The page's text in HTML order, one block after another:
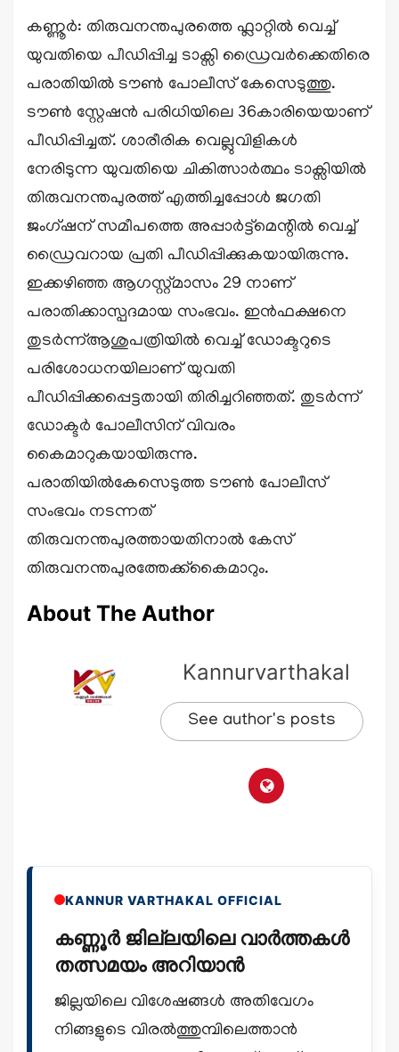
കണ്ണൂർ: തിരുവനന്തപുരത്തെ ഫ്ലാറ്റിൽ വെച്ച്
യുവതിയെ പീഡിപ്പിച്ച ടാക്സി ഡ്രൈവർക്കെതിരെ
പരാതിയിൽ ടൗൺ പോലീസ് കേസെടുത്തു.
ടൗൺ സ്റ്റേഷൻ പരിധിയിലെ 36കാരിയെയാണ്
പീഡിപ്പിച്ചത്. ശാരീരിക വെല്ലുവിളികൾ
നേരിടുന്ന യുവതിയെ ചികിത്സാർത്ഥം ടാക്സിയിൽ
തിരുവനന്തപുരത്ത് എത്തിച്ചപ്പോൾ ജഗതി
ജംഗ്ഷന് സമീപത്തെ അപ്പാർട്ട്മെന്റിൽ വെച്ച്
ഡ്രൈവറായ പ്രതി പീഡിപ്പിക്കുകയായിരുന്നു.
ഇക്കഴിഞ്ഞ ആഗസ്റ്റ്മാസം 29 നാണ്
പരാതിക്കാസ്പദമായ സംഭവം. ഇൻഫക്ഷനെ
തുടർന്ന്ആശുപത്രിയിൽ വെച്ച് ഡോക്ടറുടെ
പരിശോധനയിലാണ് യുവതി
പീഡിപ്പിക്കപ്പെട്ടതായി തിരിച്ചറിഞ്ഞത്. തുടർന്ന്
ഡോക്ടർ പോലീസിന് വിവരം
കൈമാറുകയായിരുന്നു.
പരാതിയിൽകേസെടുത്ത ടൗൺ പോലീസ്
സംഭവം നടന്നത്
തിരുവനന്തപുരത്തായതിനാൽ കേസ്
തിരുവനന്തപുരത്തേക്ക്കൈമാറും.
About The Author
Kannurvarthakal
See author's posts
KANNUR VARTHAKAL OFFICIAL
കണ്ണൂർ ജില്ലയിലെ വാർത്തകൾ
തത്സമയം അറിയാൻ
ജില്ലയിലെ വിശേഷങ്ങൾ അതിവേഗം
നിങ്ങളുടെ വിരൽത്തുമ്പിലെത്താൻ